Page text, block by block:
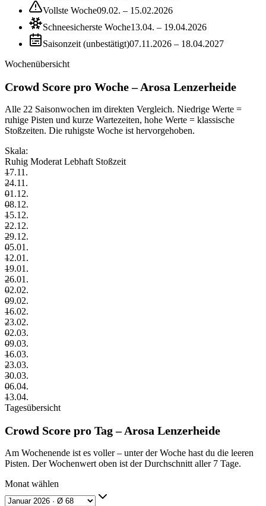
Vollste Woche09.02. – 15.02.2026
Schneesicherste Woche13.04. – 19.04.2026
Saisonzeit (unbestätigt)07.11.2026 – 18.04.2027
Wochenübersicht
Crowd Score pro Woche – Arosa Lenzerheide
Alle 22 Saisonwochen im direkten Vergleich. Niedrige Werte =
ruhige Pisten und kurze Wartezeiten, hohe Werte = klassische
Stoßzeiten. Die ruhigste Woche ist hervorgehoben.
Skala:
Ruhig Moderat Lebhaft Stoßzeit
–
17.11.
–
24.11.
–
01.12.
–
08.12.
–
15.12.
–
22.12.
–
29.12.
–
05.01.
–
12.01.
–
19.01.
–
26.01.
–
02.02.
–
09.02.
–
16.02.
–
23.02.
–
02.03.
–
09.03.
–
16.03.
–
23.03.
–
30.03.
–
06.04.
–
13.04.
Tagesübersicht
Crowd Score pro Tag – Arosa Lenzerheide
Am Wochenende ist es voller – unter der Woche hast du die leeren
Pisten. Der Wochenwert oben ist der Durchschnitt aller 7 Tage.
Monat wählen